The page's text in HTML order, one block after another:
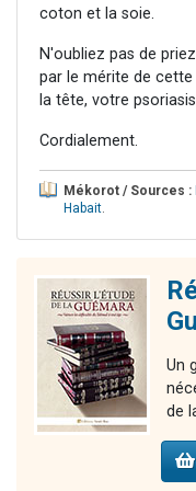
coton et la soie.
N'oubliez pas de
par le mérite de
la tête, votre
Cordialement.
Mékorot / Sources :
Habait.
Un
de